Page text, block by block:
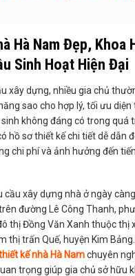
Hà Nam Đẹp, Khoa
Sinh Hoạt Hiện Đại
xây dựng, nhiều gia chủ
sao cho hợp lý, tối ưu
không đáng có trong quá
hồ sơ thiết kế chi tiết dễ dẫn
chi phí và ảnh hưởng đến
cầu xây dựng nhà ở ngày
đường Lê Công Thanh,
thị Đồng Văn Xanh thuộc thị
thị trấn Quế, huyện Kim
kế nhà Hà Namchuyên
trọng giúp gia chủ sở hữu